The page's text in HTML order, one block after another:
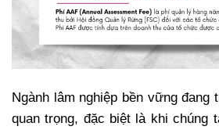
Ngành lâm nghiệp bền vững đang
quan trọng, đặc biệt là khi chúng